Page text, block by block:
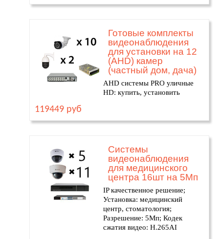
Готовые комплекты
видеонаблюдения
для установки на 12
(AHD) камер
(частный дом, дача)
AHD системы PRO уличные
HD: купить, установить
119449 руб
Системы
видеонаблюдения
для медицинского
центра 16шт на 5Мп
IP качественное решение;
Установка: медицинский
центр, стоматология;
Разрешение: 5Мп; Кодек
сжатия видео: H.265AI